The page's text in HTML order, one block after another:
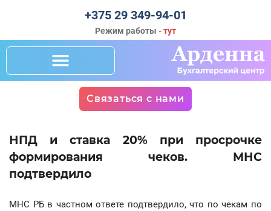
+375 29 349-94-01
Режим работы -тут
Связаться с нами
НПД и ставка 20% при просрочке
формирования чеков. МНС
подтвердило
МНС РБ в частном ответе подтвердило, что по чекам по